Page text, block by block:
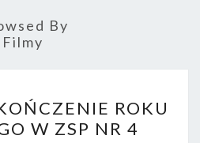
By
Filmy
ZAKOŃCZENIE
ROKU
ROKU
W ZSP NR 4